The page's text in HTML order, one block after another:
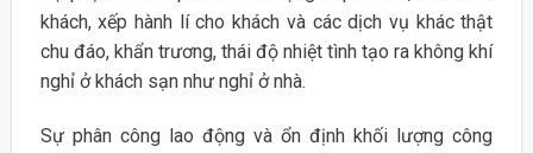
khách, xếp hành lí cho khách và các dịch vụ khác thật
chu đáo, khẩn trương, thái độ nhiệt tình tạo ra không khí
nghỉ ở khách sạn như nghỉ ở nhà.
Sự phân công lao động và ổn định khối lượng công